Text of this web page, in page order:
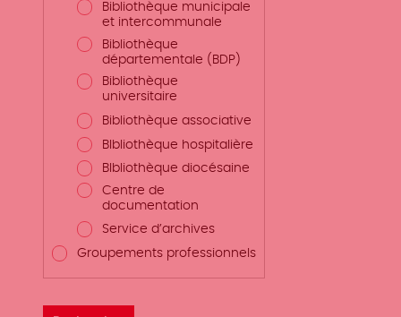
Bibliothèque municipale
et intercommunale
Bibliothèque
départementale (BDP)
Bibliothèque
universitaire
Bibliothèque associative
BIbliothèque hospitalière
BIbliothèque diocésaine
Centre de
documentation
Service d’archives
Groupements professionnels